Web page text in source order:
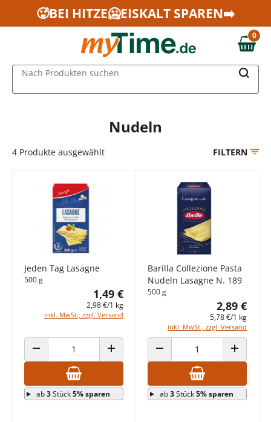
Zum Hauptinhalt springen
Zur Navigation springen
Zur Suche springen
🥵BEI HITZE🥶EISKALT SPAREN➡️
0,00 €
0
Nach Produkten suchen
Nudeln
4 Produkte ausgewählt FILTERN
Jeden Tag Lasagne
500 g
1,49 €
2,98 €/1 kg
inkl. MwSt., zzgl. Versand
ANZAHL VERRINGERN ANZAHL ERHÖHEN
ab3Stück5% sparen
Barilla Collezione Pasta
Nudeln Lasagne N. 189
500 g
2,89 €
5,78 €/1 kg
inkl. MwSt., zzgl. Versand
ANZAHL VERRINGERN ANZAHL
ab3Stück5% sparen